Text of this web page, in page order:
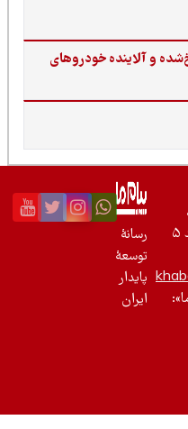
آلاینده خودروهای
رسانۀ
توسعۀ
پایدار
ایران